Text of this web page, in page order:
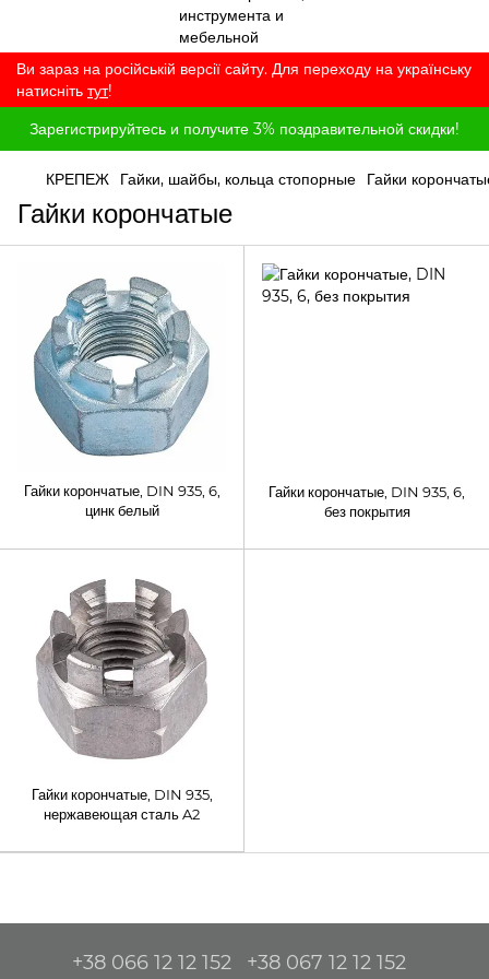
Ви зараз на російській версії сайту. Для переходу на українську
натисніть тут!
Зарегистрируйтесь и получите 3% поздравительной скидки!
КРЕПЕЖ Гайки, шайбы, кольца стопорные Гайки
Гайки корончатые
Гайки корончатые, DIN 935, 6,
цинк белый
Гайки корончатые, DIN 935, 6,
без покрытия
Гайки корончатые, DIN 935,
нержавеющая сталь A2
+38 066 12 12 152 +38 067 12 12 152